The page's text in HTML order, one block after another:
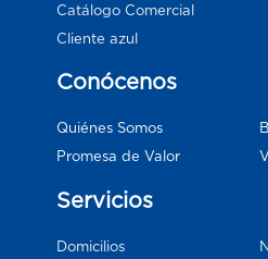
Catálogo Comercial
Cliente azul
Conócenos
Quiénes Somos
Promesa de Valor
Servicios
Domicilios